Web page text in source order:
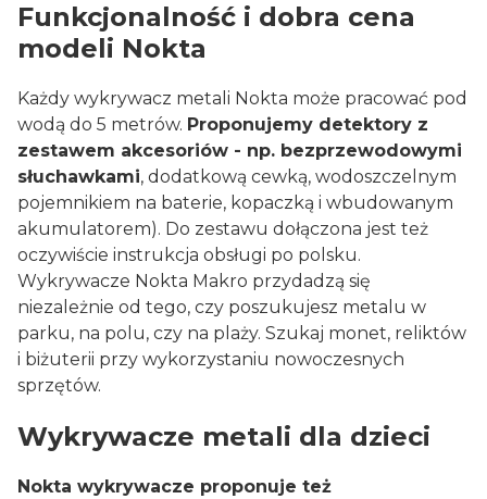
Funkcjonalność i dobra cena
modeli Nokta
Każdy wykrywacz metali Nokta może pracować pod
wodą do 5 metrów. Proponujemy detektory z
zestawem akcesoriów - np. bezprzewodowymi
słuchawkami, dodatkową cewką, wodoszczelnym
pojemnikiem na baterie, kopaczką i wbudowanym
akumulatorem). Do zestawu dołączona jest też
oczywiście instrukcja obsługi po polsku.
Wykrywacze Nokta Makro przydadzą się
niezależnie od tego, czy poszukujesz metalu w
parku, na polu, czy na plaży. Szukaj monet, reliktów
i biżuterii przy wykorzystaniu nowoczesnych
sprzętów.
Wykrywacze metali dla dzieci
Nokta wykrywacze proponuje też